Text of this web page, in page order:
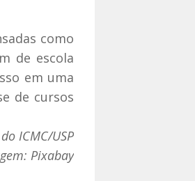
como
de escola
em uma
de cursos
ICMC/USP
Pixabay